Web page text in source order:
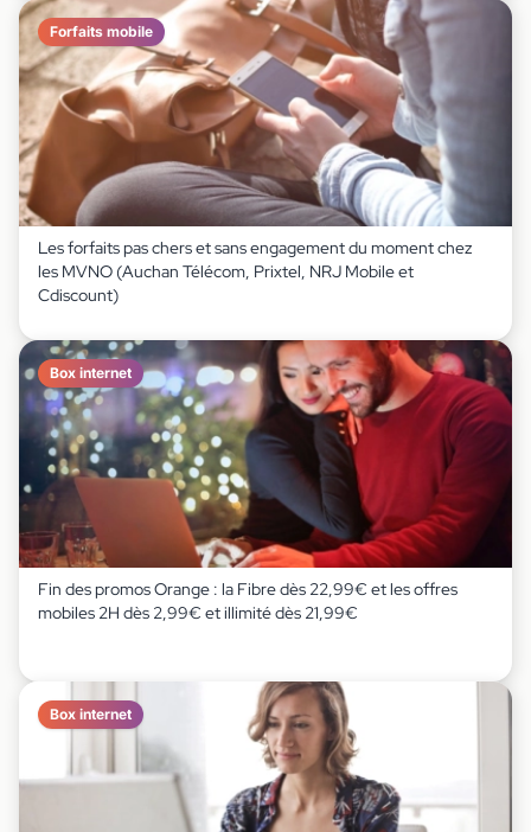
Forfaits mobile
Les forfaits pas chers et sans engagement du moment chez
les MVNO (Auchan Télécom, Prixtel, NRJ Mobile et
Cdiscount)
Box internet
Fin des promos Orange : la Fibre dès 22,99€ et les offres
mobiles 2H dès 2,99€ et illimité dès 21,99€
Box internet